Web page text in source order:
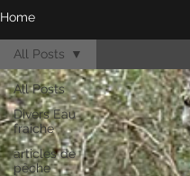
Home
All Posts
Divers Eau
fraiche
articles de
pêche
All Posts